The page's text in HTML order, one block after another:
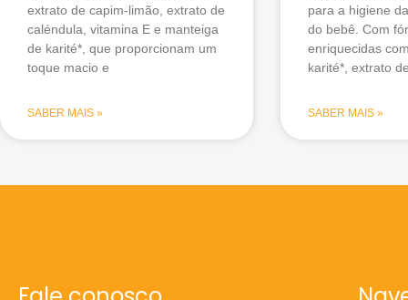
extrato de capim-limão, extrato de
caléndula, vitamina E e manteiga
de karité*, que proporcionam um
toque macio e
SABER MAIS »
para a higiene
do bebê. Com
enriquecidas
karité*, extrato
SABER MAIS »